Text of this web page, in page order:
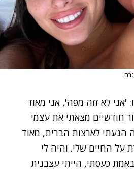
'אני לא זזה מפה', אני מאוד
חודשיים מצאתי את עצמי
הגעתי לארצות הברית, מאוד
על החיים שלי. והיה לי
כעסתי, הייתי עצבנית